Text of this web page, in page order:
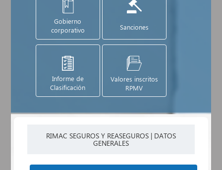
Gobierno
corporativo
Sanciones
Informe de
Clasificación
Valores inscritos
RPMV
RIMAC SEGUROS Y REASEGUROS | DATOS
GENERALES